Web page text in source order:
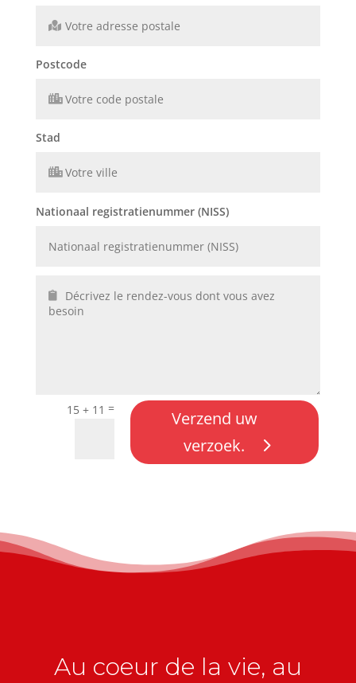
Postcode
Stad
Nationaal registratienummer (NISS)
15 + 11 =
Verzend uw
verzoek.
Au coeur de la vie, au